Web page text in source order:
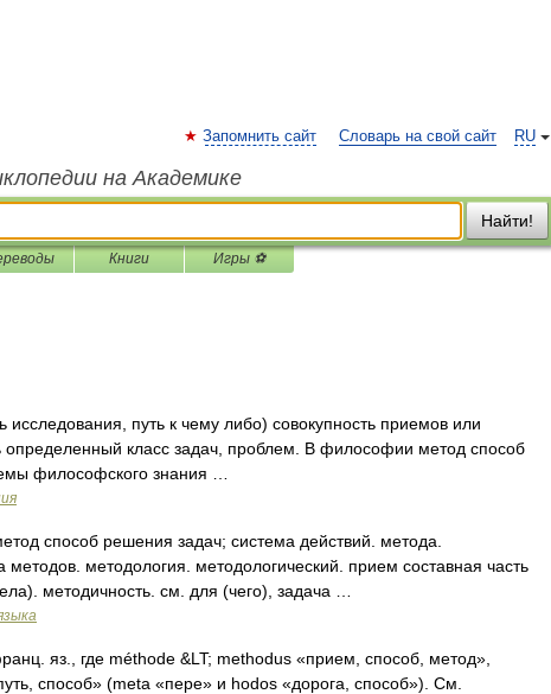
RU
Запомнить сайт Словарь на свой сайт
на Академике
Найти!
Книги Игры ⚽
исследования, путь к чему либо) совокупность приемов или
класс задач, проблем. В философии метод способ
философского знания …
способ решения задач; система действий. метода.
методов. методология. методологический. прием составная часть
методичность. см. для (чего), задача …
яз., где méthode &LT; methodus «прием, способ, метод»,
способ» (meta «пере» и hodos «дорога, способ»). См.